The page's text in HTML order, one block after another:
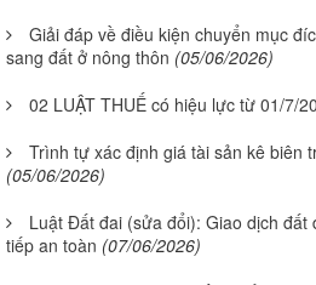
Giải đáp về điều kiện chuyển mục
sang đất ở nông thôn (05/06/2026)
02 LUẬT THUẾ có hiệu lực từ 01/7/
Trình tự xác định giá tài sản kê biên
(05/06/2026)
Luật Đất đai (sửa đổi): Giao dịch đất
tiếp an toàn (07/06/2026)